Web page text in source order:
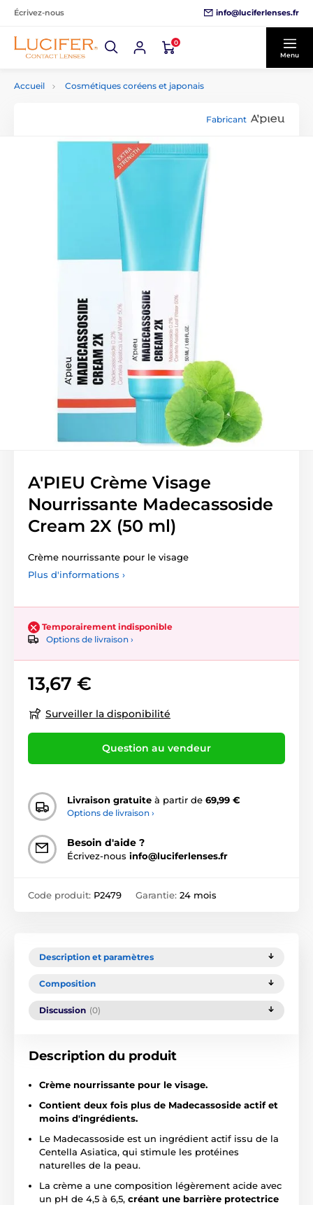
Écrivez-nous info@luciferlenses.fr
0
Menu
Accueil Cosmétiques coréens et japonais
Fabricant
A'PIEU Crème Visage
Nourrissante Madecassoside
Cream 2X (50 ml)
Crème nourrissante pour le visage
Plus d'informations ›
Temporairement indisponible
Options de livraison ›
13,67 €
Surveiller la disponibilité
Question au vendeur
Livraison gratuite à partir de 69,99 €
Options de livraison ›
Besoin d'aide ?
Écrivez-nous info@luciferlenses.fr
Code produit: P2479 Garantie: 24 mois
Description et paramètres
Composition
Discussion (0)
Description du produit
Crème nourrissante pour le visage.
Contient deux fois plus de Madecassoside actif et
moins d'ingrédients.
Le Madecassoside est un ingrédient actif issu de la
Centella Asiatica, qui stimule les protéines
naturelles de la peau.
La crème a une composition légèrement acide avec
un pH de 4,5 à 6,5, créant une barrière protectrice